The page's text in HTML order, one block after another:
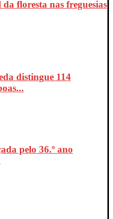
floresta nas freguesias
distingue 114
pelo 36.º ano